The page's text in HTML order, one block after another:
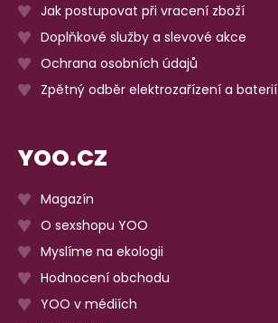
Jak postupovat při vracení zboží
Doplňkové služby a slevové akce
Ochrana osobních údajů
Zpětný odběr elektrozařízení a baterií
YOO.CZ
Magazín
O sexshopu YOO
Myslíme na ekologii
Hodnocení obchodu
YOO v médiích